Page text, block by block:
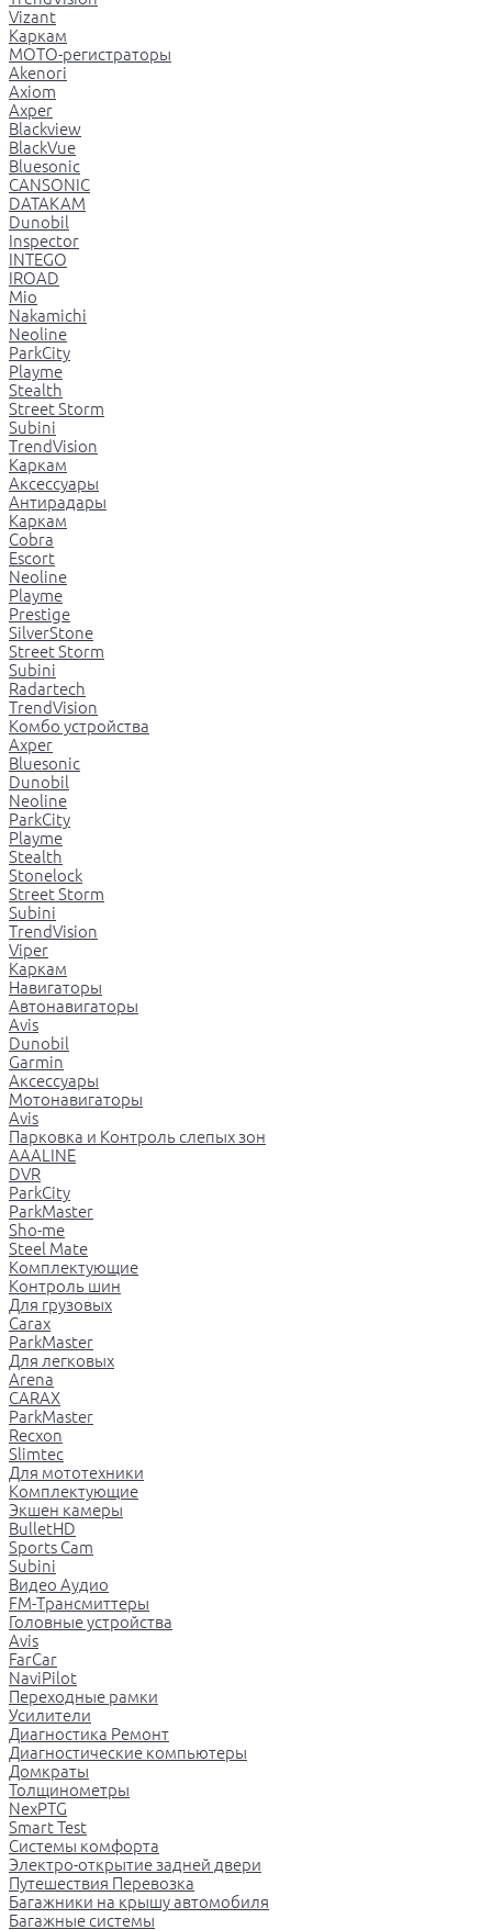
Vizant
Каркам
МОТО-регистраторы
Akenori
Axiom
Axper
Blackview
BlackVue
Bluesonic
CANSONIC
DATAKAM
Dunobil
Inspector
INTEGO
IROAD
Mio
Nakamichi
Neoline
ParkCity
Playme
Stealth
Street Storm
Subini
TrendVision
Каркам
Аксессуары
Антирадары
Каркам
Cobra
Escort
Neoline
Playme
Prestige
SilverStone
Street Storm
Subini
Radartech
TrendVision
Комбо устройства
Axper
Bluesonic
Dunobil
Neoline
ParkCity
Playme
Stealth
Stonelock
Street Storm
Subini
TrendVision
Viper
Каркам
Навигаторы
Автонавигаторы
Avis
Dunobil
Garmin
Аксессуары
Мотонавигаторы
Avis
Парковка и Контроль слепых зон
AAALINE
DVR
ParkCity
ParkMaster
Sho-me
Steel Mate
Комплектующие
Контроль шин
Для грузовых
Carax
ParkMaster
Для легковых
Arena
CARAX
ParkMaster
Recxon
Slimtec
Для мототехники
Комплектующие
Экшен камеры
BulletHD
Sports Cam
Subini
Видео Аудио
FM-Трансмиттеры
Головные устройства
Avis
FarCar
NaviPilot
Переходные рамки
Усилители
Диагностика Ремонт
Диагностические компьютеры
Домкраты
Толщинометры
NexPTG
Smart Test
Системы комфорта
Электро-открытие задней двери
Путешествия Перевозка
Багажники на крышу автомобиля
Багажные системы